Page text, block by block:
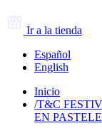
Ir a la tienda
Español
English
Inicio
/T&C
EN